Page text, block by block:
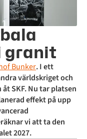
granit
Bunker. I ett
världskriget och
SKF. Nu tar platsen
effekt på upp
vi att ta den
2027.